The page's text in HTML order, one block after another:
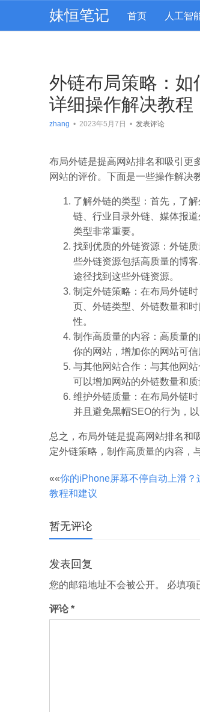
妹恒笔记 首页 人工智
外链布局策略：如
详细操作解决教程
zhang • 2023年5月7日 • 发表评论
布局外链是提高网站排名和吸引更
网站的评价。下面是一些操作解决
了解外链的类型：首先，了
链、行业目录外链、媒体报
类型非常重要。
找到优质的外链资源：外链
些外链资源包括高质量的博
途径找到这些外链资源。
制定外链策略：在布局外链
页、外链类型、外链数量和
性。
制作高质量的内容：高质量
你的网站，增加你的网站可信
与其他网站合作：与其他网
可以增加网站的外链数量和质
维护外链质量：在布局外链
并且避免黑帽SEO的行为，
总之，布局外链是提高网站排名和
定外链策略，制作高质量的内容，
文
章
分
页
««你的iPhone屏幕不停自动上滑？
教程和建议
暂无评论
发表回复
您的邮箱地址不会被公开。 必填项
评论*